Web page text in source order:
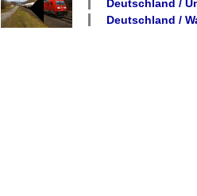
Deutschland /
Deutschland /